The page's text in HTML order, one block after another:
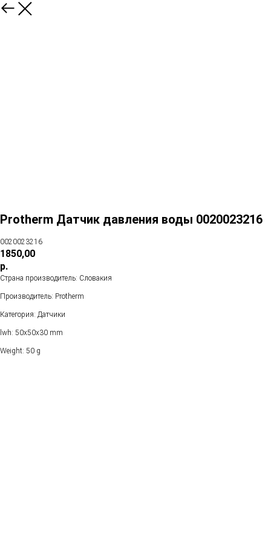
Protherm Датчик давления воды 0020023216
0020023216
1850,00
р.
Страна производитель: Словакия
Производитель: Protherm
Категория: Датчики
lwh: 50x50x30 mm
Weight: 50 g